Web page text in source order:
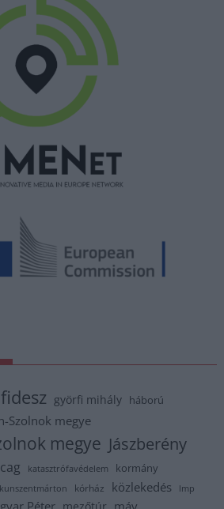
fidesz györfi mihály háború
Szolnok megye
megye Jászberény
katasztrófavédelem kormány
kunszentmárton kórház közlekedés lmp
Péter mezőtúr máv